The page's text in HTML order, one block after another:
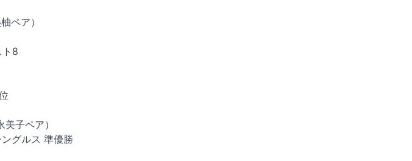
ペア）
ト8
子ペア）
グルス 準優勝